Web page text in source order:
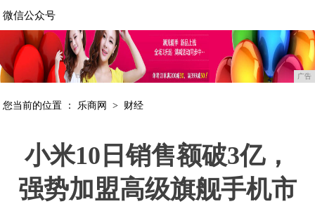
微信公众号
广告
您当前的位置 ： 乐商网 > 财经
小米10日销售额破3亿，
强势加盟高级旗舰手机市